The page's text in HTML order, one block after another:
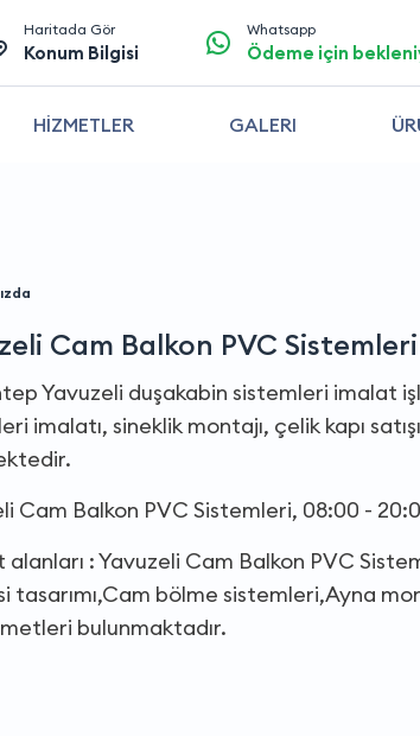
Haritada Gör
Konum Bilgisi
Whatsapp
Ödeme için
HİZMETLER GALERI
Cam Balkon PVC Sistemleri
Yavuzeli duşakabin sistemleri imalat
imalatı, sineklik montajı, çelik kapı
Cam Balkon PVC Sistemleri, 08:00 -
alanları : Yavuzeli Cam Balkon PVC
tasarımı,Cam bölme sistemleri,Ayna
bulunmaktadır.